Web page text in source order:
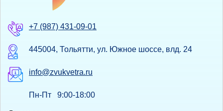
+7 (987) 431-09-01
445004, Тольятти, ул. Южное шоссе, влд. 24
info@zvukvetra.ru
Пн-Пт 9:00-18:00